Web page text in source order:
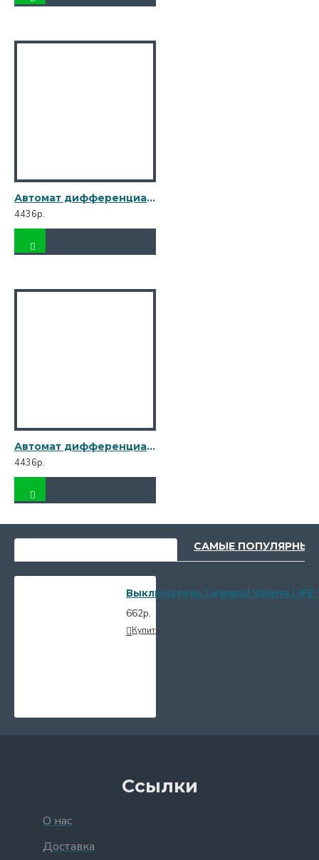
Автомат дифференциальный Legrand RX3 (419402) 32А 30 мА 1P+N тип AC 6 кА
4436р.
Автомат дифференциальный Legrand RX3 (419403) 40А 30 мА 1P+N тип AC 6 кА
4436р.
САМЫЕ ПОПУЛЯРНЫЕ
Выключатель Legrand Valena
662р.
Купить
Ссылки
О нас
Доставка